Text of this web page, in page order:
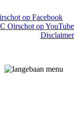
Disclaimer